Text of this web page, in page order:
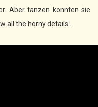
Aber tanzen konnten sie
all the horny details...